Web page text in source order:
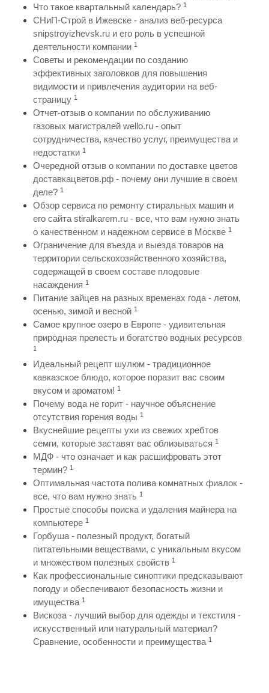
Что такое квартальный календарь? 1
СНиП-Строй в Ижевске - анализ веб-ресурса
snipstroyizhevsk.ru и его роль в успешной
деятельности компании 1
Советы и рекомендации по созданию
эффективных заголовков для повышения
видимости и привлечения аудитории на веб-
страницу 1
Отчет-отзыв о компании по обслуживанию
газовых магистралей wello.ru - опыт
сотрудничества, качество услуг, преимущества и
недостатки 1
Очередной отзыв о компании по доставке цветов
доставкацветов.рф - почему они лучшие в своем
деле? 1
Обзор сервиса по ремонту стиральных машин и
его сайта stiralkarem.ru - все, что вам нужно знать
о качественном и надежном сервисе в Москве 1
Ограничение для въезда и выезда товаров на
территории сельскохозяйственного хозяйства,
содержащей в своем составе плодовые
насаждения 1
Питание зайцев на разных временах года - летом,
осенью, зимой и весной 1
Самое крупное озеро в Европе - удивительная
природная прелесть и богатство водных ресурсов
1
Идеальный рецепт шулюм - традиционное
кавказское блюдо, которое поразит вас своим
вкусом и ароматом! 1
Почему вода не горит - научное объяснение
отсутствия горения воды 1
Вкуснейшие рецепты ухи из свежих хребтов
семги, которые заставят вас облизываться 1
МДФ - что означает и как расшифровать этот
термин? 1
Оптимальная частота полива комнатных фиалок -
все, что вам нужно знать 1
Простые способы поиска и удаления майнера на
компьютере 1
Горбуша - полезный продукт, богатый
питательными веществами, с уникальным вкусом
и множеством полезных свойств 1
Как профессиональные синоптики предсказывают
погоду и обеспечивают безопасность жизни и
имущества 1
Вискоза - лучший выбор для одежды и текстиля -
искусственный или натуральный материал?
Сравнение, особенности и преимущества 1